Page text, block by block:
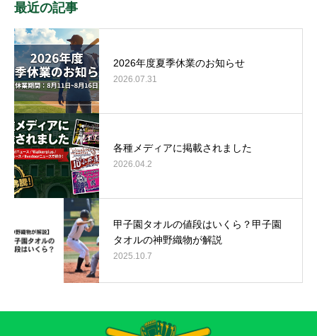
最近の記事
2026年度夏季休業のお知らせ
2026.07.31
各種メディアに掲載されました
2026.04.2
甲子園タオルの値段はいくら？甲子園
タオルの神野織物が解説
2025.10.7